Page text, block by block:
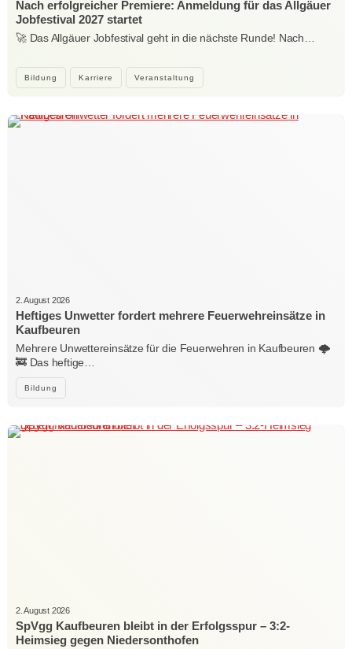
Bildung Karriere Veranstaltung
Nach erfolgreicher Premiere: Anmeldung für das Allgäuer
Jobfestival 2027 startet
🚀 Das Allgäuer Jobfestival geht in die nächste Runde! Nach…
Bildung
2. August 2026
Heftiges Unwetter fordert mehrere Feuerwehreinsätze in
Kaufbeuren
Mehrere Unwettereinsätze für die Feuerwehren in Kaufbeuren 🌩️
🚒 Das heftige…
2. August 2026
SpVgg Kaufbeuren bleibt in der Erfolgsspur – 3:2-
Heimsieg gegen Niedersonthofen